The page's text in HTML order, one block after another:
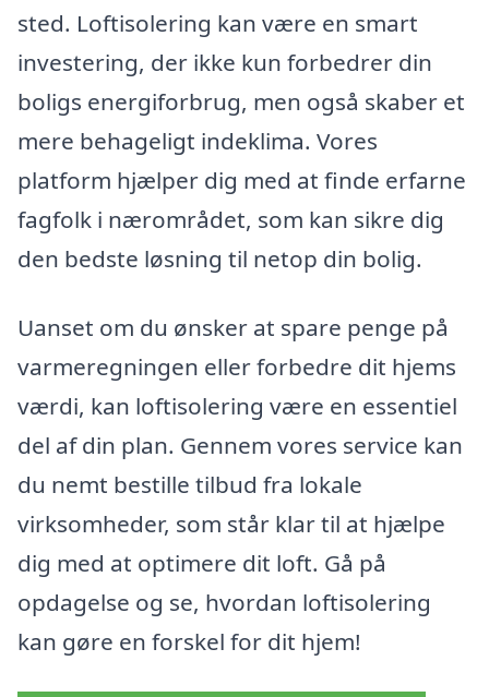
sted. Loftisolering kan være en smart
investering, der ikke kun forbedrer din
boligs energiforbrug, men også skaber et
mere behageligt indeklima. Vores
platform hjælper dig med at finde erfarne
fagfolk i nærområdet, som kan sikre dig
den bedste løsning til netop din bolig.
Uanset om du ønsker at spare penge på
varmeregningen eller forbedre dit hjems
værdi, kan loftisolering være en essentiel
del af din plan. Gennem vores service kan
du nemt bestille tilbud fra lokale
virksomheder, som står klar til at hjælpe
dig med at optimere dit loft. Gå på
opdagelse og se, hvordan loftisolering
kan gøre en forskel for dit hjem!